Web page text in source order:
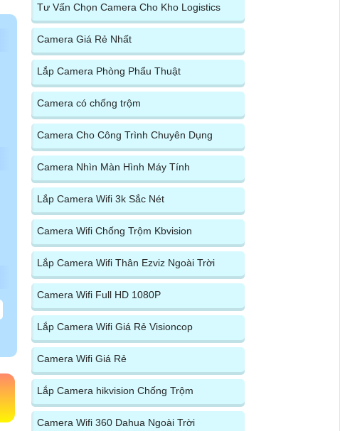
Tư Vấn Chọn Camera Cho Kho Logistics
Camera Giá Rẻ Nhất
Lắp Camera Phòng Phẩu Thuật
Camera có chống trộm
Camera Cho Công Trình Chuyên Dụng
Camera Nhìn Màn Hình Máy Tính
Lắp Camera Wifi 3k Sắc Nét
Camera Wifi Chống Trộm Kbvision
Lắp Camera Wifi Thân Ezviz Ngoài Trời
Camera Wifi Full HD 1080P
Lắp Camera Wifi Giá Rẻ Visioncop
Camera Wifi Giá Rẻ
Lắp Camera hikvision Chống Trộm
Camera Wifi 360 Dahua Ngoài Trời